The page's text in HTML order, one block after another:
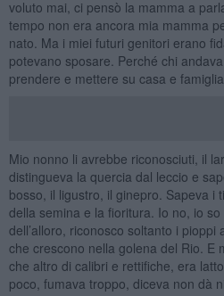
voluto mai, ci pensò la mamma a
tempo non era ancora mia mamma
nato. Ma i miei futuri genitori erano
potevano sposare. Perché chi
prendere e mettere su casa e famiglia.
Mio nonno li avrebbe riconosciuti, il
distingueva la quercia dal leccio e
bosso, il ligustro, il ginepro. Sapeva i
della semina e la fioritura. Io no, io
dell’alloro, riconosco soltanto i pioppi
che crescono nella golena del Rio. E
che altro di calibri e rettifiche, era
poco, fumava troppo, diceva non dà